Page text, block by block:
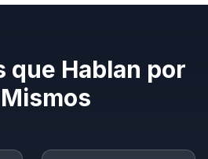
que Hablan por